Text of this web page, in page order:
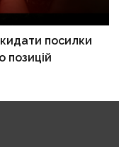
посилки
позицій